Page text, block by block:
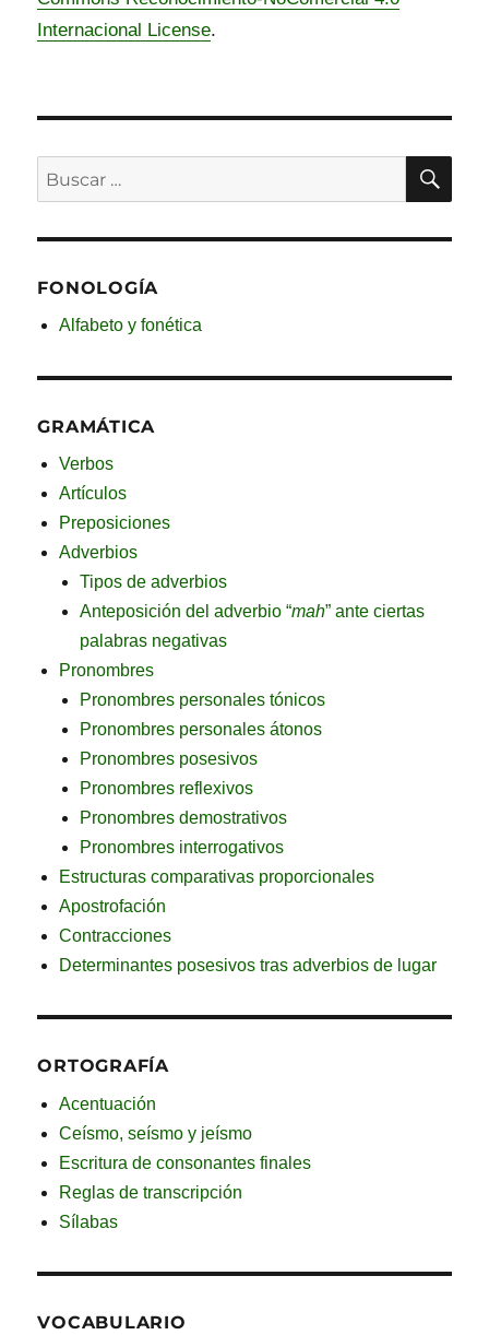
Internacional License.
Buscar
por:
FONOLOGÍA
Alfabeto y fonética
GRAMÁTICA
Verbos
Artículos
Preposiciones
Adverbios
Tipos de adverbios
Anteposición del adverbio “mah” ante ciertas
palabras negativas
Pronombres
Pronombres personales tónicos
Pronombres personales átonos
Pronombres posesivos
Pronombres reflexivos
Pronombres demostrativos
Pronombres interrogativos
Estructuras comparativas proporcionales
Apostrofación
Contracciones
Determinantes posesivos tras adverbios de lugar
ORTOGRAFÍA
Acentuación
Ceísmo, seísmo y jeísmo
Escritura de consonantes finales
Reglas de transcripción
Sílabas
VOCABULARIO